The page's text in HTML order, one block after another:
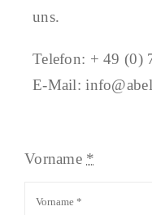
uns.
Telefon: + 49 (0)
E-Mail:
Vorname *